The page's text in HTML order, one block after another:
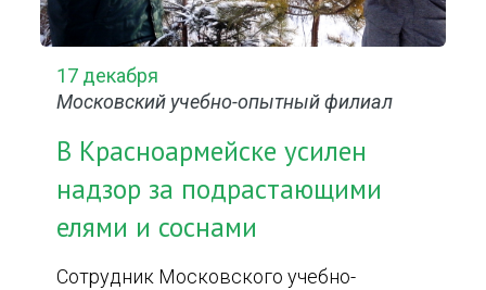
17 декабря
Московский учебно-опытный филиал
В Красноармейске усилен
надзор за подрастающими
елями и соснами
Сотрудник Московского учебно-